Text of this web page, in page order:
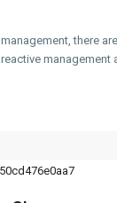
there are
management